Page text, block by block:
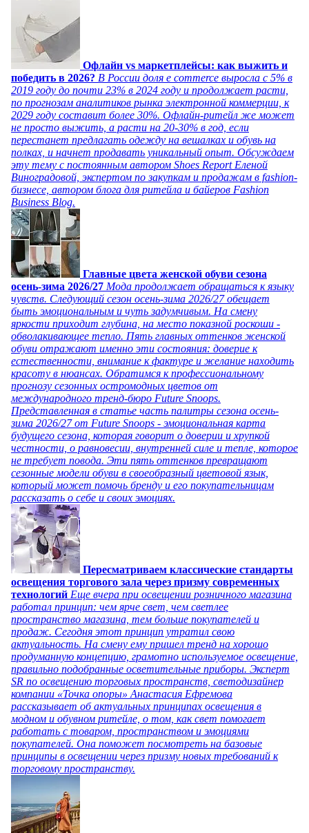
Офлайн vs маркетплейсы: как выжить и
победить в 2026? В России доля e commerce выросла с 5% в
2019 году до почти 23% в 2024 году и продолжает расти,
по прогнозам аналитиков рынка электронной коммерции, к
2029 году составит более 30%. Офлайн-ритейл же может
не просто выжить, а расти на 20-30% в год, если
перестанет предлагать одежду на вешалках и обувь на
полках, и начнет продавать уникальный опыт. Обсуждаем
эту тему с постоянным автором Shoes Report Еленой
Виноградовой, экспертом по закупкам и продажам в fashion-
бизнесе, автором блога для ритейла и байеров Fashion
Business Blog.
Главные цвета женской обуви сезона
осень-зима 2026/27 Мода продолжает обращаться к языку
чувств. Следующий сезон осень-зима 2026/27 обещает
быть эмоциональным и чуть задумчивым. На смену
яркости приходит глубина, на место показной роскоши -
обволакивающее тепло. Пять главных оттенков женской
обуви отражают именно эти состояния: доверие к
естественности, внимание к фактуре и желание находить
красоту в нюансах. Обратимся к профессиональному
прогнозу сезонных остромодных цветов от
международного тренд-бюро Future Snoops.
Представленная в статье часть палитры сезона осень-
зима 2026/27 от Future Snoops - эмоциональная карта
будущего сезона, которая говорит о доверии и хрупкой
честности, о равновесии, внутренней силе и тепле, которое
не требует повода. Эти пять оттенков превращают
сезонные модели обуви в своеобразный цветовой язык,
который может помочь бренду и его покупательницам
рассказать о себе и своих эмоциях.
Пересматриваем классические стандарты
освещения торгового зала через призму современных
технологий Еще вчера при освещении розничного магазина
работал принцип: чем ярче свет, чем светлее
пространство магазина, тем больше покупателей и
продаж. Сегодня этот принцип утратил свою
актуальность. На смену ему пришел тренд на хорошо
продуманную концепцию, грамотно используемое освещение,
правильно подобранные осветительные приборы. Эксперт
SR по освещению торговых пространств, светодизайнер
компании «Точка опоры» Анастасия Ефремова
рассказывает об актуальных принципах освещения в
модном и обувном ритейле, о том, как свет помогает
работать с товаром, пространством и эмоциями
покупателей. Она поможет посмотреть на базовые
принципы в освещении через призму новых требований к
торговому пространству.